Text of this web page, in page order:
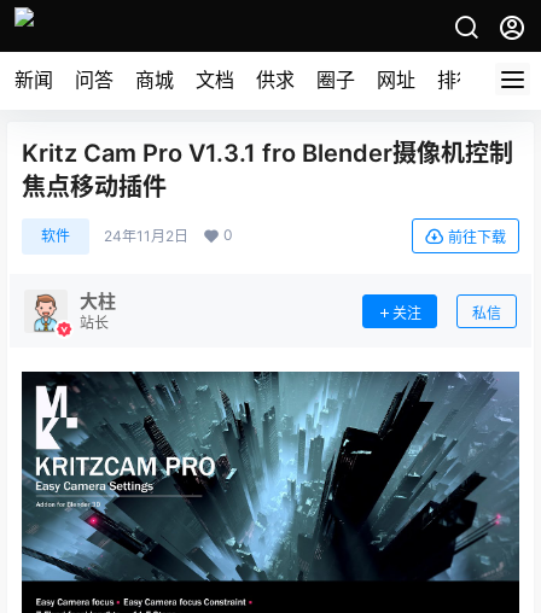
新闻 问答 商城 文档 供求 圈子 网址 排行榜
Kritz Cam Pro V1.3.1 fro Blender摄像机控制
焦点移动插件
软件 24年11月2日 0 前往下载
大柱
站长
关注 私信